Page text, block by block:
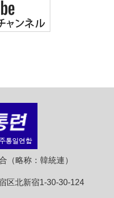
（略称：韓統連）
区北新宿1-30-30-124